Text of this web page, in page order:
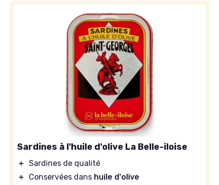
Sardines à l'huile d'olive La Belle-iloise
＋ Sardines de qualité
＋
Conservées dans huile d'olive